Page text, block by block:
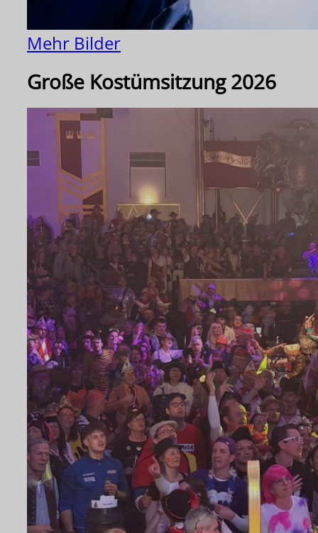
Mehr Bilder
Große Kostümsitzung 2026